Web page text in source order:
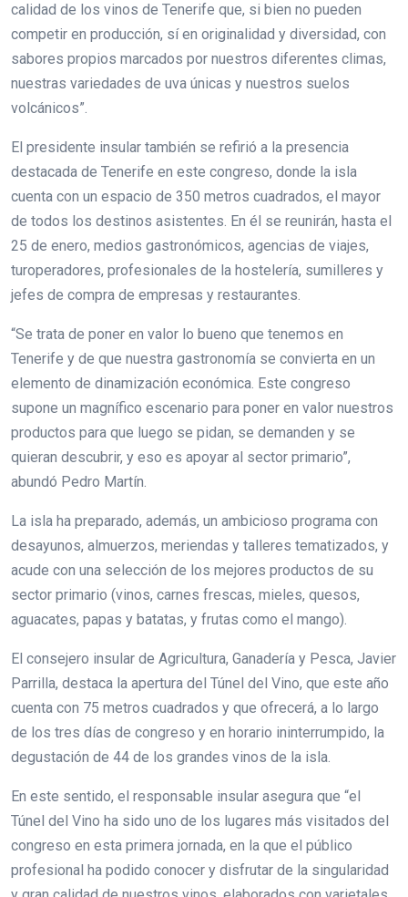
calidad de los vinos de Tenerife que, si bien no pueden
competir en producción, sí en originalidad y diversidad, con
sabores propios marcados por nuestros diferentes climas,
nuestras variedades de uva únicas y nuestros suelos
volcánicos”.
El presidente insular también se refirió a la presencia
destacada de Tenerife en este congreso, donde la isla
cuenta con un espacio de 350 metros cuadrados, el mayor
de todos los destinos asistentes. En él se reunirán, hasta el
25 de enero, medios gastronómicos, agencias de viajes,
turoperadores, profesionales de la hostelería, sumilleres y
jefes de compra de empresas y restaurantes.
“Se trata de poner en valor lo bueno que tenemos en
Tenerife y de que nuestra gastronomía se convierta en un
elemento de dinamización económica. Este congreso
supone un magnífico escenario para poner en valor nuestros
productos para que luego se pidan, se demanden y se
quieran descubrir, y eso es apoyar al sector primario”,
abundó Pedro Martín.
La isla ha preparado, además, un ambicioso programa con
desayunos, almuerzos, meriendas y talleres tematizados, y
acude con una selección de los mejores productos de su
sector primario (vinos, carnes frescas, mieles, quesos,
aguacates, papas y batatas, y frutas como el mango).
El consejero insular de Agricultura, Ganadería y Pesca, Javier
Parrilla, destaca la apertura del Túnel del Vino, que este año
cuenta con 75 metros cuadrados y que ofrecerá, a lo largo
de los tres días de congreso y en horario ininterrumpido, la
degustación de 44 de los grandes vinos de la isla.
En este sentido, el responsable insular asegura que “el
Túnel del Vino ha sido uno de los lugares más visitados del
congreso en esta primera jornada, en la que el público
profesional ha podido conocer y disfrutar de la singularidad